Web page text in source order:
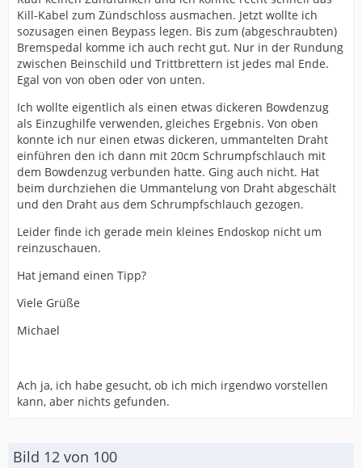
Kill-Kabel zum Zündschloss ausmachen. Jetzt wollte ich
sozusagen einen Beypass legen. Bis zum (abgeschraubten)
Bremspedal komme ich auch recht gut. Nur in der Rundung
zwischen Beinschild und Trittbrettern ist jedes mal Ende.
Egal von von oben oder von unten.
Ich wollte eigentlich als einen etwas dickeren Bowdenzug
als Einzughilfe verwenden, gleiches Ergebnis. Von oben
konnte ich nur einen etwas dickeren, ummantelten Draht
einführen den ich dann mit 20cm Schrumpfschlauch mit
dem Bowdenzug verbunden hatte. Ging auch nicht. Hat
beim durchziehen die Ummantelung von Draht abgeschält
und den Draht aus dem Schrumpfschlauch gezogen.
Leider finde ich gerade mein kleines Endoskop nicht um
reinzuschauen.
Hat jemand einen Tipp?
Viele Grüße
Michael
Ach ja, ich habe gesucht, ob ich mich irgendwo vorstellen
kann, aber nichts gefunden.
Bild 12 von 100